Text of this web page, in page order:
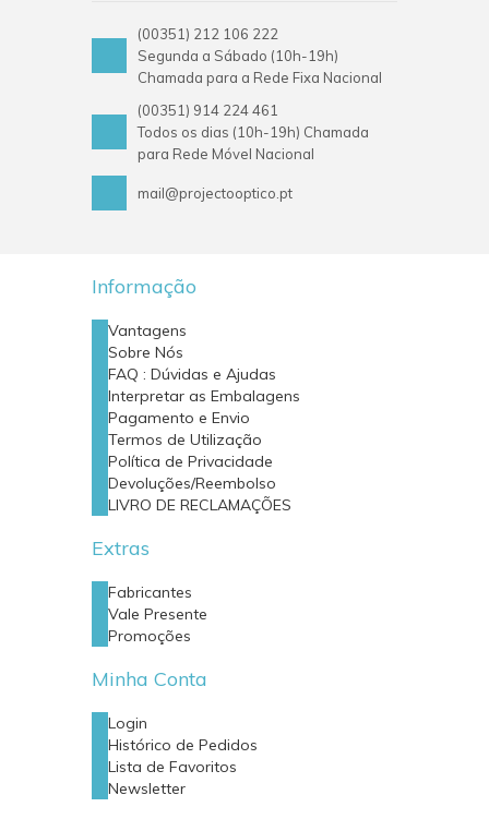
(00351) 212 106 222
Segunda a Sábado (10h-19h)
Chamada para a Rede Fixa Nacional
(00351) 914 224 461
Todos os dias (10h-19h) Chamada
para Rede Móvel Nacional
mail@projectooptico.pt
Informação
Vantagens
Sobre Nós
FAQ : Dúvidas e Ajudas
Interpretar as Embalagens
Pagamento e Envio
Termos de Utilização
Política de Privacidade
Devoluções/Reembolso
LIVRO DE RECLAMAÇÕES
Extras
Fabricantes
Vale Presente
Promoções
Minha Conta
Login
Histórico de Pedidos
Lista de Favoritos
Newsletter